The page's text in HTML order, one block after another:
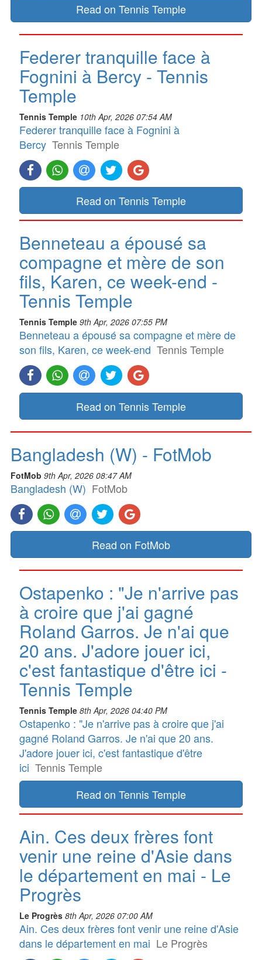
Read on Tennis Temple
Federer tranquille face à
Fognini à Bercy - Tennis
Temple
Tennis Temple 10th Apr, 2026 07:54 AM
Federer tranquille face à Fognini à
Bercy Tennis Temple
Read on Tennis Temple
Benneteau a épousé sa
compagne et mère de son
fils, Karen, ce week-end -
Tennis Temple
Tennis Temple 9th Apr, 2026 07:55 PM
Benneteau a épousé sa compagne et mère de
son fils, Karen, ce week-end Tennis Temple
Read on Tennis Temple
Bangladesh (W) - FotMob
FotMob 9th Apr, 2026 08:47 AM
Bangladesh (W) FotMob
Read on FotMob
Ostapenko : "Je n'arrive pas
à croire que j'ai gagné
Roland Garros. Je n'ai que
20 ans. J'adore jouer ici,
c'est fantastique d'être ici -
Tennis Temple
Tennis Temple 8th Apr, 2026 04:40 PM
Ostapenko : "Je n'arrive pas à croire que j'ai
gagné Roland Garros. Je n'ai que 20 ans.
J'adore jouer ici, c'est fantastique d'être
ici Tennis Temple
Read on Tennis Temple
Ain. Ces deux frères font
venir une reine d'Asie dans
le département en mai - Le
Progrès
Le Progrès 8th Apr, 2026 07:00 AM
Ain. Ces deux frères font venir une reine d'Asie
dans le département en mai Le Progrès